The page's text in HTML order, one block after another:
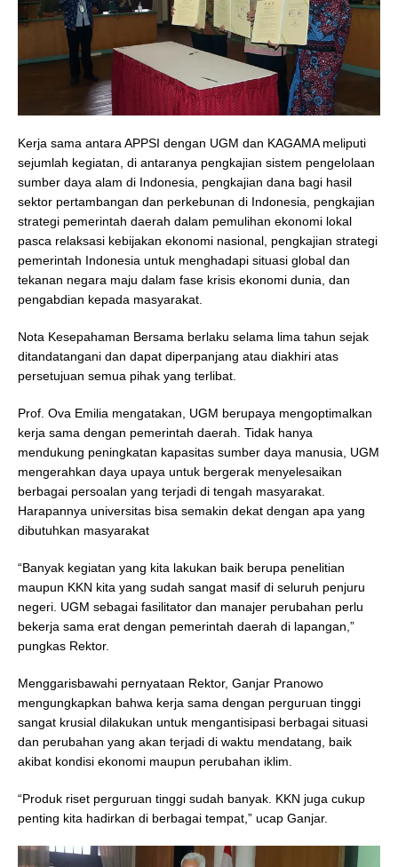
Kerja sama antara APPSI dengan UGM dan KAGAMA meliputi
sejumlah kegiatan, di antaranya pengkajian sistem pengelolaan
sumber daya alam di Indonesia, pengkajian dana bagi hasil
sektor pertambangan dan perkebunan di Indonesia, pengkajian
strategi pemerintah daerah dalam pemulihan ekonomi lokal
pasca relaksasi kebijakan ekonomi nasional, pengkajian strategi
pemerintah Indonesia untuk menghadapi situasi global dan
tekanan negara maju dalam fase krisis ekonomi dunia, dan
pengabdian kepada masyarakat.
Nota Kesepahaman Bersama berlaku selama lima tahun sejak
ditandatangani dan dapat diperpanjang atau diakhiri atas
persetujuan semua pihak yang terlibat.
Prof. Ova Emilia mengatakan, UGM berupaya mengoptimalkan
kerja sama dengan pemerintah daerah. Tidak hanya
mendukung peningkatan kapasitas sumber daya manusia, UGM
mengerahkan daya upaya untuk bergerak menyelesaikan
berbagai persoalan yang terjadi di tengah masyarakat.
Harapannya universitas bisa semakin dekat dengan apa yang
dibutuhkan masyarakat
“Banyak kegiatan yang kita lakukan baik berupa penelitian
maupun KKN kita yang sudah sangat masif di seluruh penjuru
negeri. UGM sebagai fasilitator dan manajer perubahan perlu
bekerja sama erat dengan pemerintah daerah di lapangan,”
pungkas Rektor.
Menggarisbawahi pernyataan Rektor, Ganjar Pranowo
mengungkapkan bahwa kerja sama dengan perguruan tinggi
sangat krusial dilakukan untuk mengantisipasi berbagai situasi
dan perubahan yang akan terjadi di waktu mendatang, baik
akibat kondisi ekonomi maupun perubahan iklim.
“Produk riset perguruan tinggi sudah banyak. KKN juga cukup
penting kita hadirkan di berbagai tempat,” ucap Ganjar.